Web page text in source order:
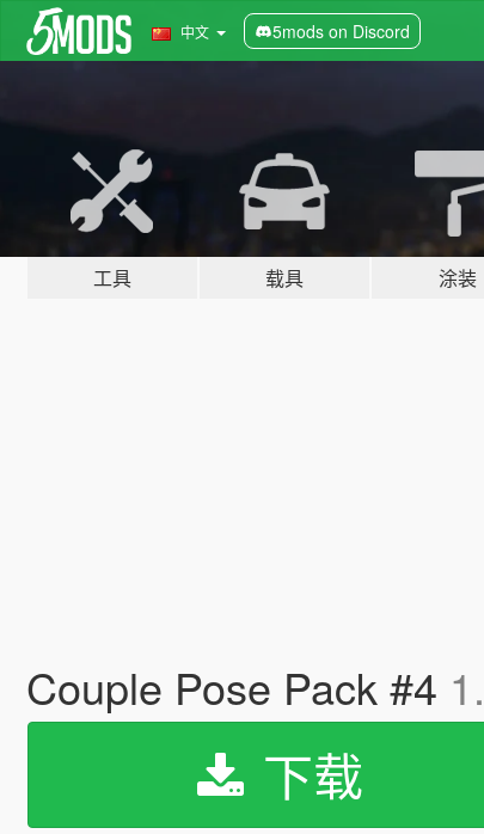
中文 5mods on Discord
工具 载具 涂装
Couple Pose Pack #4
下载